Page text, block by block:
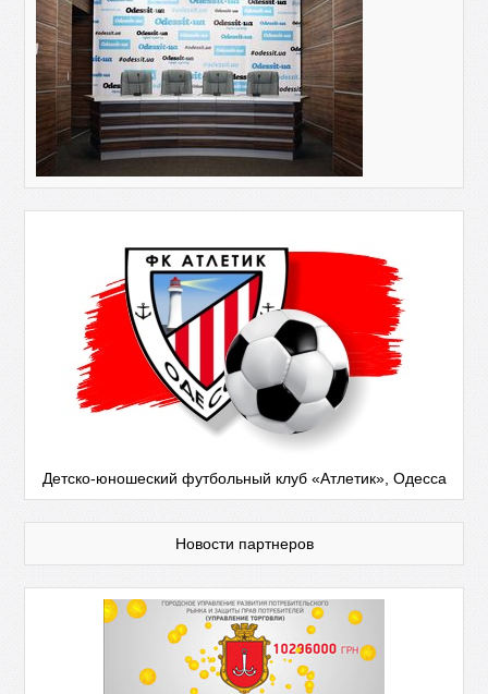
Детско-юношеский футбольный клуб «Атлетик», Одесса
Новости партнеров